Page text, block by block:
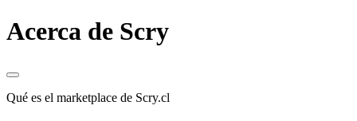
Acerca de Scry
Qué es el marketplace de Scry.cl